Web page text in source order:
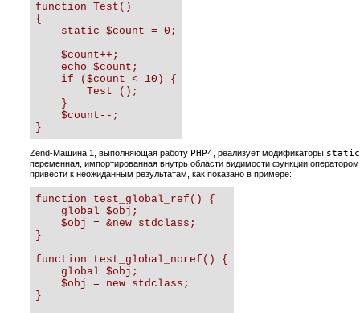
function Test()
{
    static $count = 0;
    $count++;
    echo $count;
    if ($count < 10) {
        Test ();
    }
    $count--;
}
Zend-Машина 1, выполняющая работу PHP4 , реализует модификаторы static
переменная, импортированная внутрь области видимости функции
привести к неожиданным результатам, как показано в примере:
function test_global_ref() {
    global $obj;
    $obj = &new stdclass;
}
function test_global_noref() {
    global $obj;
    $obj = new stdclass;
}